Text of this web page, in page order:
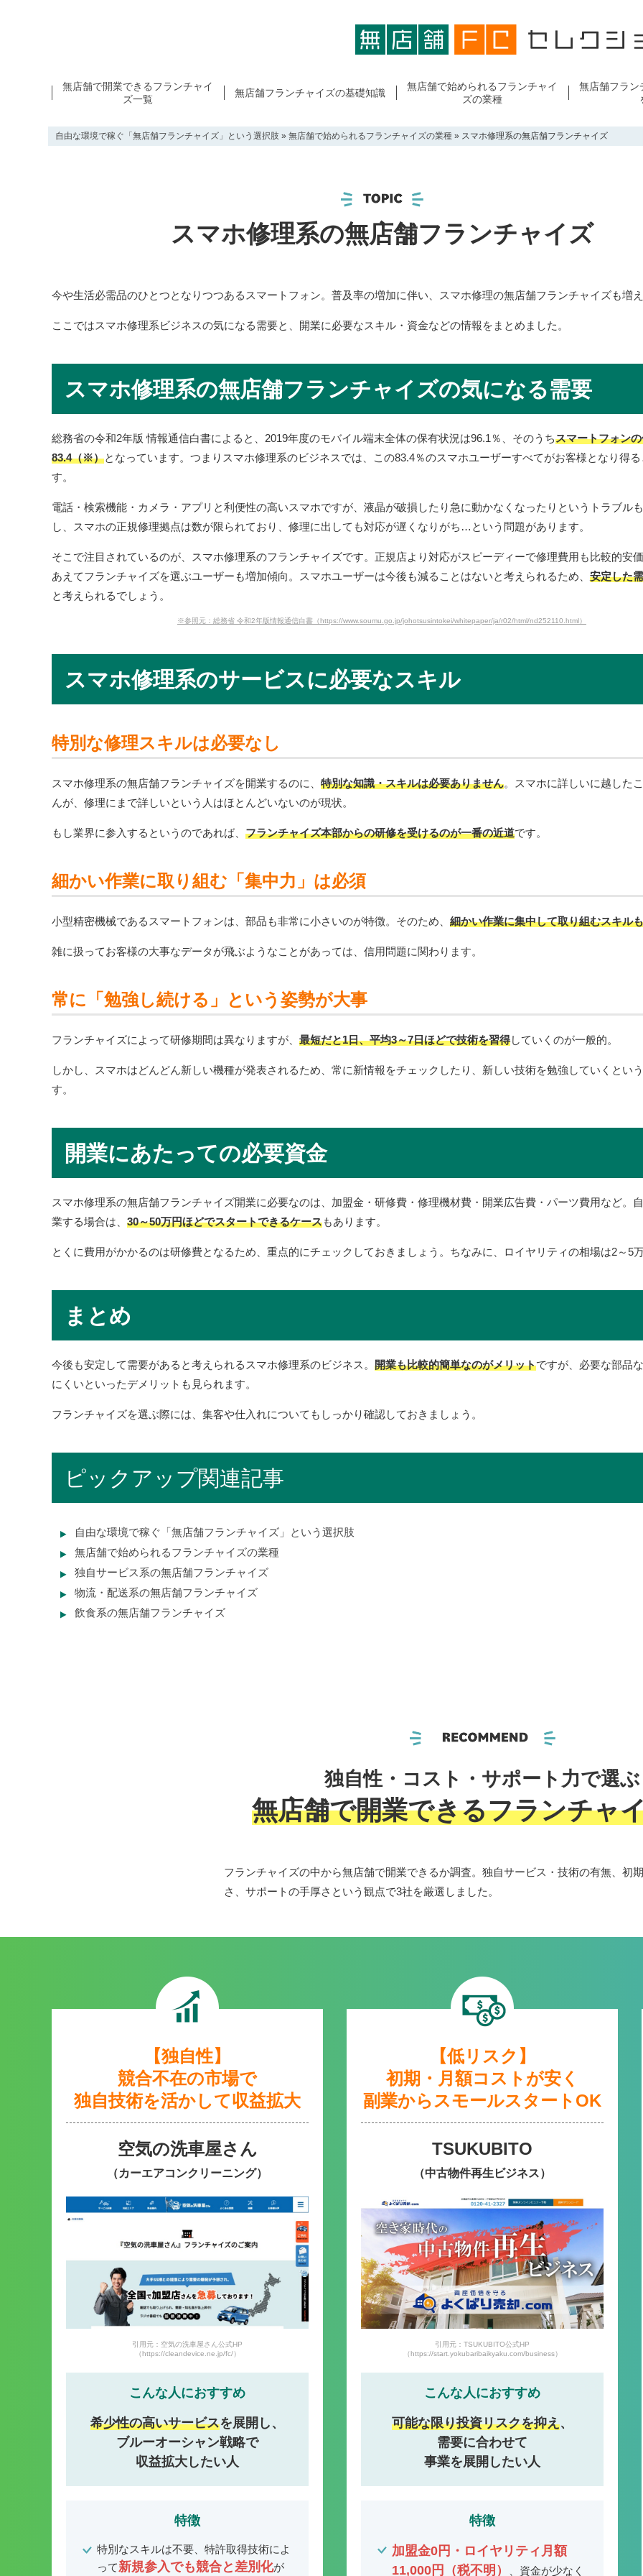
無店舗で開業できるフランチャイ
ズ一覧
無店舗フランチャイズの基礎知識
無店舗で始められるフランチャイ
ズの業種
無店舗フラン
自由な環境で稼ぐ「無店舗フランチャイズ」という選択肢 » 無店舗で始められるフランチャイズの業種 » スマホ修理系の無店舗フランチャイズ
スマホ修理系の無店舗フランチャイズ
今や生活必需品のひとつとなりつつあるスマートフォン。普及率の増加に伴い、スマホ修理の無店舗フランチャイズも増え
ここではスマホ修理系ビジネスの気になる需要と、開業に必要なスキル・資金などの情報をまとめました。
スマホ修理系の無店舗フランチャイズの気になる需要
総務省の令和2年版 情報通信白書によると、2019年度のモバイル端末全体の保有状況は96.1％、そのうちスマートフォン
83.4（※）となっています。つまりスマホ修理系のビジネスでは、この83.4％のスマホユーザーすべてがお客様となり得
す。
電話・検索機能・カメラ・アプリと利便性の高いスマホですが、液晶が破損したり急に動かなくなったりというトラブル
し、スマホの正規修理拠点は数が限られており、修理に出しても対応が遅くなりがち…という問題があります。
そこで注目されているのが、スマホ修理系のフランチャイズです。正規店より対応がスピーディーで修理費用も比較的安価
あえてフランチャイズを選ぶユーザーも増加傾向。スマホユーザーは今後も減ることはないと考えられるため、 安定した
と考えられるでしょう。
※参照元：総務省 令和2年版情報通信白書（https://www.soumu.go.jp/johotsusintokei/whitepaper/ja/r02/html/nd252110.html）
スマホ修理系のサービスに必要なスキル
特別な修理スキルは必要なし
スマホ修理系の無店舗フランチャイズを開業するのに、 特別な知識・スキルは必要ありません。スマホに詳しいに越した
んが、修理にまで詳しいという人はほとんどいないのが現状。
もし業界に参入するというのであれば、 フランチャイズ本部からの研修を受けるのが一番の近道です。
細かい作業に取り組む「集中力」は必須
小型精密機械であるスマートフォンは、部品も非常に小さいのが特徴。そのため、 細かい作業に集中して取り組むスキル
雑に扱ってお客様の大事なデータが飛ぶようなことがあっては、信用問題に関わります。
常に「勉強し続ける」という姿勢が大事
フランチャイズによって研修期間は異なりますが、 最短だと1日、平均3～7日ほどで技術を習得していくのが一般的。
しかし、スマホはどんどん新しい機種が発表されるため、常に新情報をチェックしたり、新しい技術を勉強していくとい
す。
開業にあたっての必要資金
スマホ修理系の無店舗フランチャイズ開業に必要なのは、加盟金・研修費・修理機材費・開業広告費・パーツ費用など。
業する場合は、 30～50万円ほどでスタートできるケースもあります。
とくに費用がかかるのは研修費となるため、重点的にチェックしておきましょう。ちなみに、ロイヤリティの相場は2～5万
まとめ
今後も安定して需要があると考えられるスマホ修理系のビジネス。 開業も比較的簡単なのがメリットですが、必要な部品
にくいといったデメリットも見られます。
フランチャイズを選ぶ際には、集客や仕入れについてもしっかり確認しておきましょう。
ピックアップ関連記事
自由な環境で稼ぐ「無店舗フランチャイズ」という選択肢
無店舗で始められるフランチャイズの業種
独自サービス系の無店舗フランチャイズ
物流・配送系の無店舗フランチャイズ
飲食系の無店舗フランチャイズ
独自性・コスト・サポート力で選ぶ
無店舗で開業できるフランチャ
フランチャイズの中から無店舗で開業できるか調査。独自サービス・技術の有無、初
さ、サポートの手厚さという観点で3社を厳選しました。
【独自性】
競合不在の市場で
独自技術を活かして収益拡大
空気の洗車屋さん
（カーエアコンクリーニング）
引用元：空気の洗車屋さん公式HP
（https://cleandevice.ne.jp/fc/）
こんな人におすすめ
希少性の高いサービスを展開し、
ブルーオーシャン戦略で
収益拡大したい人
特徴
特別なスキルは不要、特許取得技術によ
って新規参入でも競合と差別化が
【低リスク】
初期・月額コストが安く
副業からスモールスタートOK
TSUKUBITO
（中古物件再生ビジネス）
引用元：TSUKUBITO公式HP
（https://start.yokubaribaikyaku.com/business）
こんな人におすすめ
可能な限り投資リスクを抑え、
需要に合わせて
事業を展開したい人
特徴
加盟金0円・ロイヤリティ月額
11,000円（税不明）
、資金が少なく